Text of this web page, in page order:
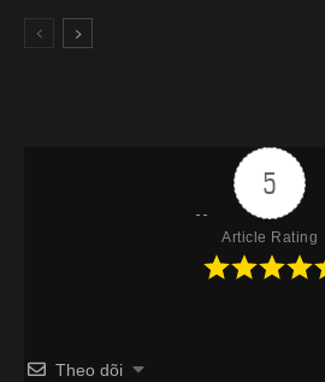
5
Article Rating
Theo dõi